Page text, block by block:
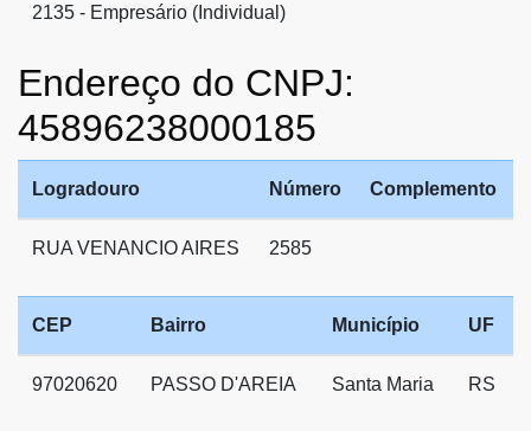
2135 - Empresário (Individual)
Endereço do CNPJ:
45896238000185
Logradouro Número Complemento
RUA VENANCIO AIRES 2585
CEP Bairro Município UF
97020620 PASSO D'AREIA Santa Maria RS